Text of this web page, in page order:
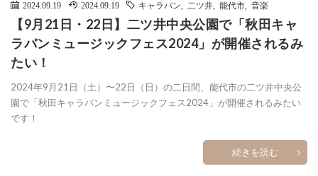
2024.09.19 2024.09.19 キャラバン 二ツ井 能代市 音楽
【9月21日・22日】二ツ井中央公園で「秋田キャ
ラバンミュージックフェス2024」が開催されるみ
たい！
2024年9月21日（土）〜22日（日）の二日間、能代市の二ツ井中央公
園で「秋田キャラバンミュージックフェス2024」が開催されるみたい
です！
続きを読む